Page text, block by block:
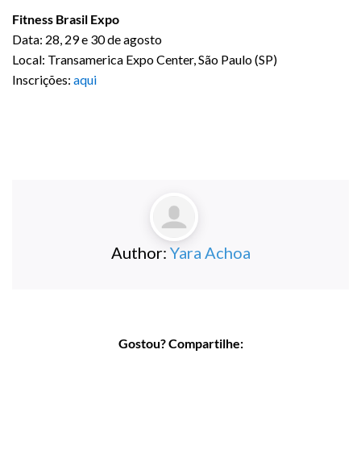
Fitness Brasil Expo
Data: 28, 29 e 30 de agosto
Local: Transamerica Expo Center, São Paulo (SP)
Inscrições: aqui
Author: Yara Achoa
Gostou? Compartilhe: